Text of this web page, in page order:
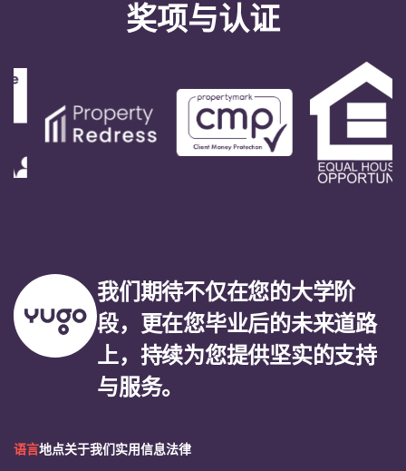
奖项与认证
我们期待不仅在您的大学阶
段，更在您毕业后的未来道路
上，持续为您提供坚实的支持
与服务。
语言地点关于我们实用信息法律